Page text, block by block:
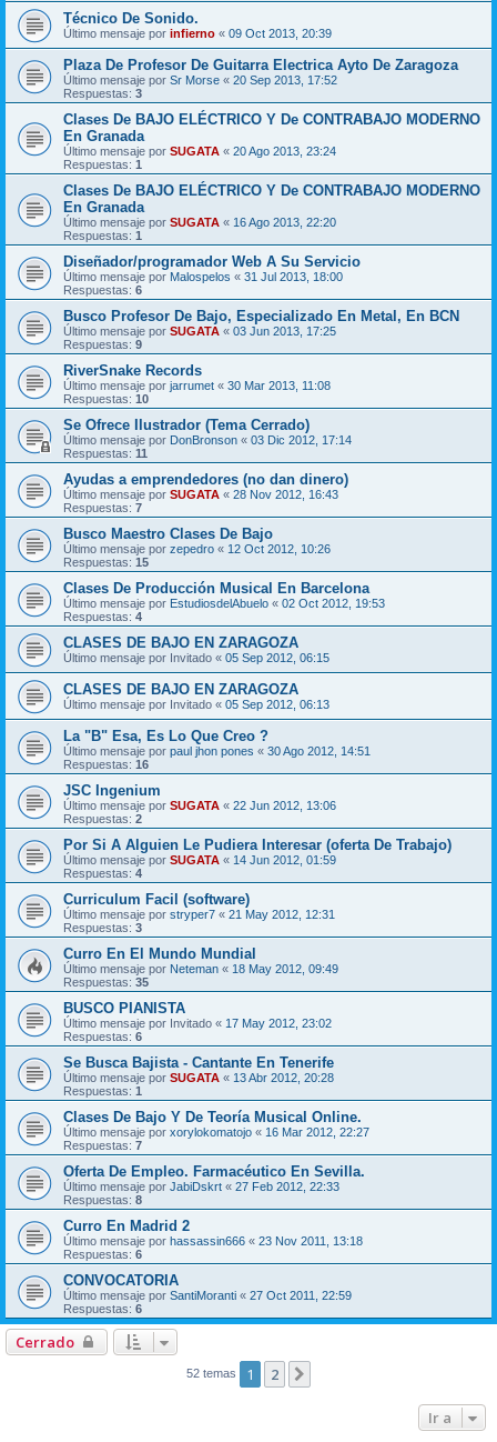
Técnico De Sonido.
Último mensaje por infierno « 09 Oct 2013, 20:39
Plaza De Profesor De Guitarra Electrica Ayto De Zaragoza
Último mensaje por Sr Morse « 20 Sep 2013, 17:52
Respuestas: 3
Clases De BAJO ELÉCTRICO Y De CONTRABAJO MODERNO
En Granada
Último mensaje por SUGATA « 20 Ago 2013, 23:24
Respuestas: 1
Clases De BAJO ELÉCTRICO Y De CONTRABAJO MODERNO
En Granada
Último mensaje por SUGATA « 16 Ago 2013, 22:20
Respuestas: 1
Diseñador/programador Web A Su Servicio
Último mensaje por Malospelos « 31 Jul 2013, 18:00
Respuestas: 6
Busco Profesor De Bajo, Especializado En Metal, En BCN
Último mensaje por SUGATA « 03 Jun 2013, 17:25
Respuestas: 9
RiverSnake Records
Último mensaje por jarrumet « 30 Mar 2013, 11:08
Respuestas: 10
Se Ofrece Ilustrador (Tema Cerrado)
Último mensaje por DonBronson « 03 Dic 2012, 17:14
Respuestas: 11
Ayudas a emprendedores (no dan dinero)
Último mensaje por SUGATA « 28 Nov 2012, 16:43
Respuestas: 7
Busco Maestro Clases De Bajo
Último mensaje por zepedro « 12 Oct 2012, 10:26
Respuestas: 15
Clases De Producción Musical En Barcelona
Último mensaje por EstudiosdelAbuelo « 02 Oct 2012, 19:53
Respuestas: 4
CLASES DE BAJO EN ZARAGOZA
Último mensaje por Invitado « 05 Sep 2012, 06:15
CLASES DE BAJO EN ZARAGOZA
Último mensaje por Invitado « 05 Sep 2012, 06:13
La "B" Esa, Es Lo Que Creo ?
Último mensaje por paul jhon pones « 30 Ago 2012, 14:51
Respuestas: 16
JSC Ingenium
Último mensaje por SUGATA « 22 Jun 2012, 13:06
Respuestas: 2
Por Si A Alguien Le Pudiera Interesar (oferta De Trabajo)
Último mensaje por SUGATA « 14 Jun 2012, 01:59
Respuestas: 4
Curriculum Facil (software)
Último mensaje por stryper7 « 21 May 2012, 12:31
Respuestas: 3
Curro En El Mundo Mundial
Último mensaje por Neteman « 18 May 2012, 09:49
Respuestas: 35
BUSCO PIANISTA
Último mensaje por Invitado « 17 May 2012, 23:02
Respuestas: 6
Se Busca Bajista - Cantante En Tenerife
Último mensaje por SUGATA « 13 Abr 2012, 20:28
Respuestas: 1
Clases De Bajo Y De Teoría Musical Online.
Último mensaje por xorylokomatojo « 16 Mar 2012, 22:27
Respuestas: 7
Oferta De Empleo. Farmacéutico En Sevilla.
Último mensaje por JabiDskrt « 27 Feb 2012, 22:33
Respuestas: 8
Curro En Madrid 2
Último mensaje por hassassin666 « 23 Nov 2011, 13:18
Respuestas: 6
CONVOCATORIA
Último mensaje por SantiMoranti « 27 Oct 2011, 22:59
Respuestas: 6
Cerrado
52 temas 1 2
Ir a